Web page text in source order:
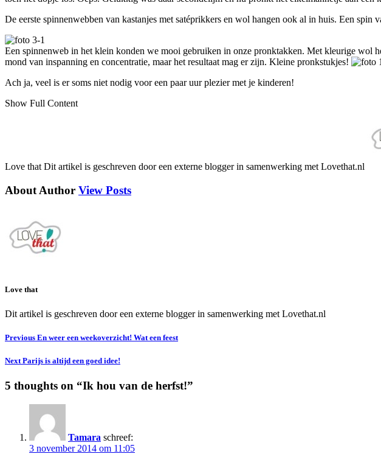
De eerste spinnenwebben van kastanjes met satéprikkers en wol hangen ook al in huis. Een
Een spinnenweb in het klein konden we mooi gebruiken in onze pronktakken. Met kleurige
mond van inspanning en concentratie, maar het resultaat mag er zijn. Kleine pronkstukjes!
Ach ja, veel is er soms niet nodig voor een paar uur plezier met je kinderen!
Show Full Content
Love that Dit artikel is geschreven door een externe blogger in samenwerking met Lovethat.nl
About Author View Posts
Love that
Dit artikel is geschreven door een externe blogger in samenwerking met Lovethat.nl
Previous En weer een weekoverzicht! Wat een feest
Next Parijs is altijd een goed idee!
5 thoughts on “Ik hou van de herfst!”
Tamara schreef:
3 november 2014 om 11:05